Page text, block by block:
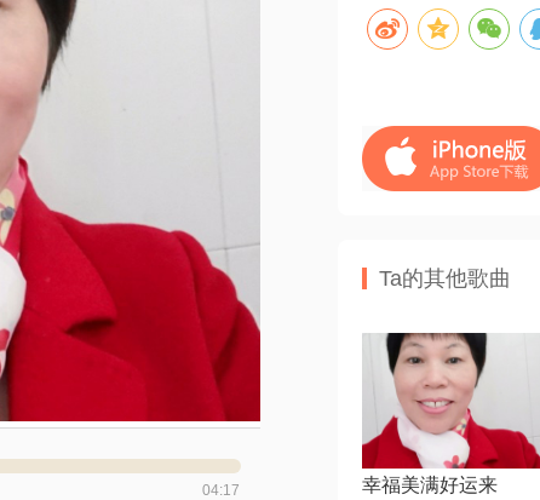
04:17
Ta的其他歌曲
幸福美满好运来